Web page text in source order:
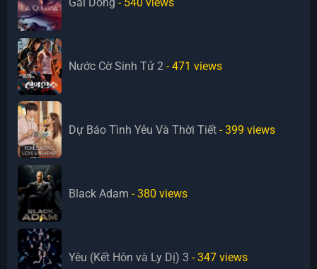
Gái Dòng - 540 views
Nước Cờ Sinh Tử 2 - 471 views
Dự Báo Tình Yêu Và Thời Tiết - 399 views
Black Adam - 380 views
Yêu (Kết Hôn và Ly Dị) 3 - 347 views